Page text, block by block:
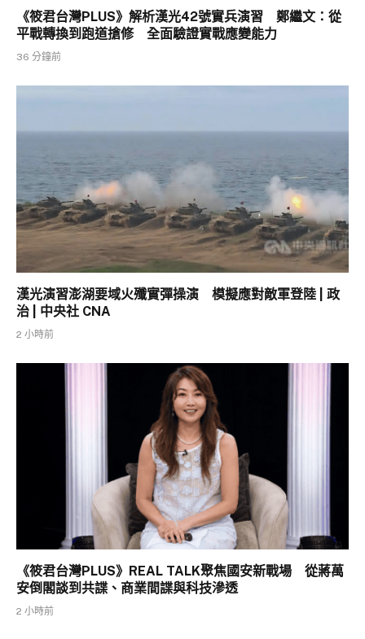
《筱君台灣PLUS》解析漢光42號實兵演習 鄭繼文：從
平戰轉換到跑道搶修 全面驗證實戰應變能力
36 分鐘前
漢光演習澎湖要域火殲實彈操演 模擬應對敵軍登陸 | 政
治 | 中央社 CNA
2 小時前
《筱君台灣PLUS》REAL TALK聚焦國安新戰場 從蔣萬
安倒閣談到共諜、商業間諜與科技滲透
2 小時前